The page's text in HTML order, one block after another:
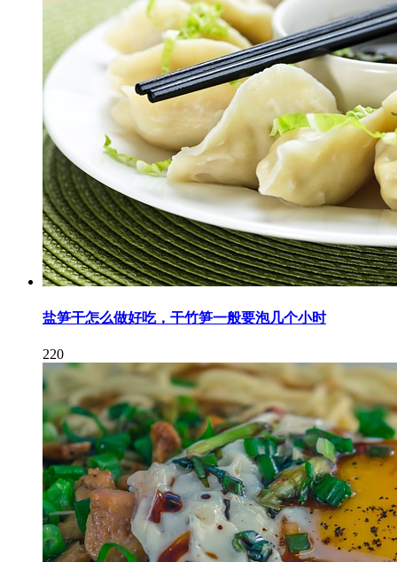
盐笋干怎么做好吃，干竹笋一般要泡几个小时
220